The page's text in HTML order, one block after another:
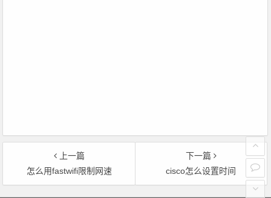
上一篇
怎么用fastwifi限制网速
下一篇
cisco怎么设置时间